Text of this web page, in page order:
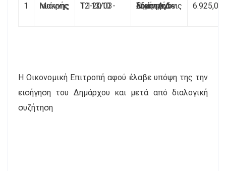
1 Μακρής Ιωάννης Τ.113/03-12-2010 Συντηρήσεις δημοτικών οδών Δ.Δ Νικήτης 6.925,00
Η Οικονομική Επιτροπή αφού έλαβε υπόψη της την
εισήγηση του Δημάρχου και μετά από διαλογική
συζήτηση